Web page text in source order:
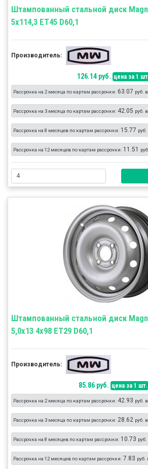
Штампованный стальной диск
5x114,3 ET45 D60,1
Производитель:
126.14 руб. цена за 1
Рассрочка на 2 месяца по картам рассрочки: 63.07 руб.
Рассрочка на 3 месяца по картам рассрочки: 42.05 руб.
Рассрочка на 8 месяцев по картам рассрочки: 15.77
Рассрочка на 12 месяцев по картам рассрочки: 11.51
Штампованный стальной диск
5,0x13 4x98 ET29 D60,1
Производитель:
85.86 руб. цена за 1 шт.
Рассрочка на 2 месяца по картам рассрочки: 42.93 руб.
Рассрочка на 3 месяца по картам рассрочки: 28.62 руб.
Рассрочка на 8 месяцев по картам рассрочки: 10.73
Рассрочка на 12 месяцев по картам рассрочки: 7.83 руб.